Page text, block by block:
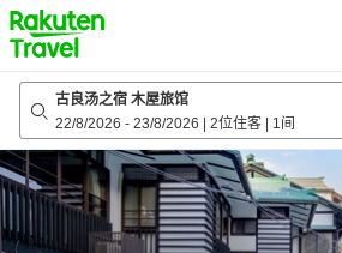
to
top
page
古良汤之宿 木屋旅馆
22/8/2026 - 23/8/2026 2位住客 1间